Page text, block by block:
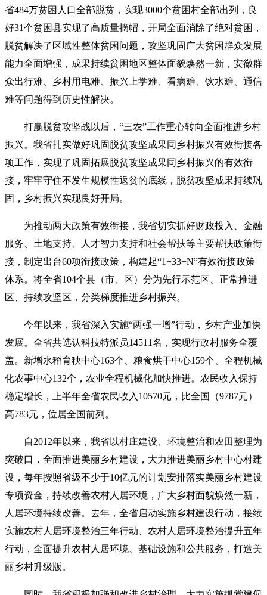
省484万贫困人口全部脱贫，实现3000个贫困村全部出列，良
好31个贫困县实现了高质量摘帽，开局全面消除了绝对贫困，
脱贫解决了区域性整体贫困问题，攻坚巩固广大贫困群众发展
能力全面增强，成果持续贫困地区整体面貌焕然一新，安徽群
众出行难、乡村用电难、振兴上学难、看病难、饮水难、通信
难等问题得到历史性解决。
打赢脱贫攻坚战以后，“三农”工作重心转向全面推进乡村
振兴。我省扎实做好巩固脱贫攻坚成果同乡村振兴有效衔接各
项工作，实现了巩固拓展脱贫攻坚成果同乡村振兴的有效衔
接，牢牢守住不发生规模性返贫的底线，脱贫攻坚成果持续巩
固，乡村振兴实现良好开局。
为推动两大政策有效衔接，我省切实抓好财政投入、金融
服务、土地支持、人才智力支持和社会帮扶等主要帮扶政策衔
接，制定出台60项衔接政策，构建起“1+33+N”有效衔接政策
体系。将全省104个县（市、区）分为先行示范区、正常推进
区、持续攻坚区，分类梯度推进乡村振兴。
今年以来，我省深入实施“两强一增”行动，乡村产业加快
发展。全省共选认科技特派员14511名，实现行政村服务全覆
盖。新增水稻育秧中心163个、粮食烘干中心159个、全程机械
化农事中心132个，农业全程机械化加快推进。农民收入保持
稳定增长，上半年全省农民收入10570元，比全国（9787元）
高783元，位居全国前列。
自2012年以来，我省以村庄建设、环境整治和农田整理为
突破口，全面推进美丽乡村建设，大力推进美丽乡村中心村建
设，每年按照省级不少于10亿元的计划安排落实美丽乡村建设
专项资金，持续改善农村人居环境，广大乡村面貌焕然一新，
人居环境持续改善。去年，全省启动实施乡村建设行动，接续
实施农村人居环境整治三年行动、农村人居环境整治提升五年
行动，全面提升农村人居环境、基础设施和公共服务，打造美
丽乡村升级版。